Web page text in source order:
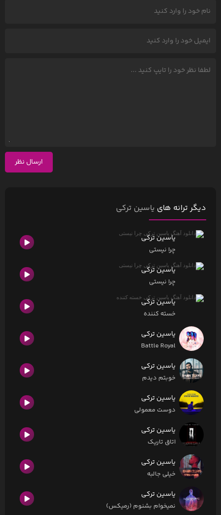
ارسال نظر
دیگر ترانه های یاسین ترکی
یاسین ترکی
چرا نیستی
یاسین ترکی
چرا نیستی
یاسین ترکی
خسته کننده
یاسین ترکی
Battle Royal
یاسین ترکی
خوبتم دیدم
یاسین ترکی
دوست معمولی
یاسین ترکی
اتاق تاریک
یاسین ترکی
خیلی جالبه
یاسین ترکی
نمیخوام بشنوم (رمیکس)